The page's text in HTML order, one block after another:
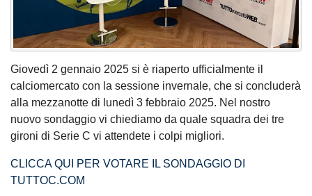
Giovedì 2 gennaio 2025 si è riaperto ufficialmente il
calciomercato con la sessione invernale, che si concluderà
alla mezzanotte di lunedì 3 febbraio 2025. Nel nostro
nuovo sondaggio vi chiediamo da quale squadra dei tre
gironi di Serie C vi attendete i colpi migliori.
CLICCA QUI PER VOTARE IL SONDAGGIO DI
TUTTOC.COM